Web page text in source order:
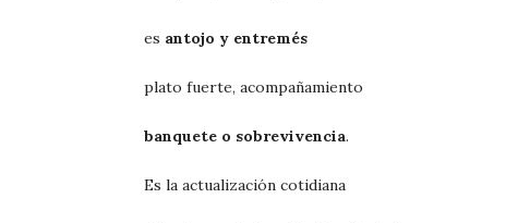
es antojo y entremés
plato fuerte, acompañamiento
banquete o sobrevivencia.
Es la actualización cotidiana